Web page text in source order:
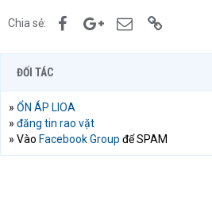
Chia sẻ: FacebookGoogle+Email
ĐỐI TÁC
» ỔN ÁP LIOA
» đăng tin rao vặt
» Vào Facebook Group để SPAM